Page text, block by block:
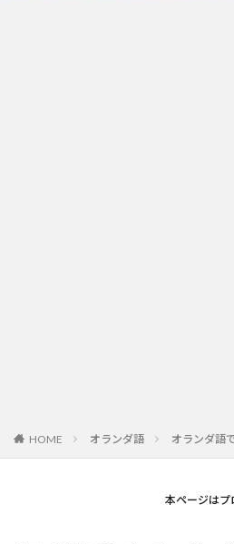
HOME オランダ語 オランダ語
本ページはプ